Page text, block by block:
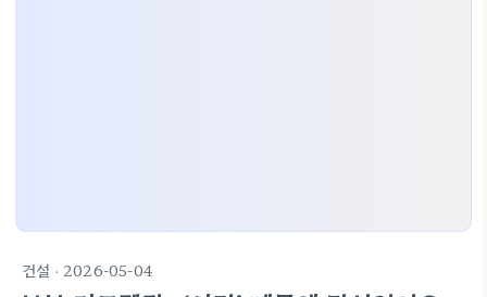
건설 · 2026-05-04